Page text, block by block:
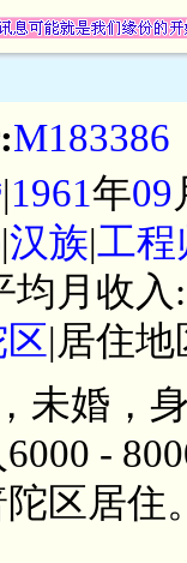
M183386
|1961年09
|汉族|工程
均月收入:
|居住地
未婚，
-
区居